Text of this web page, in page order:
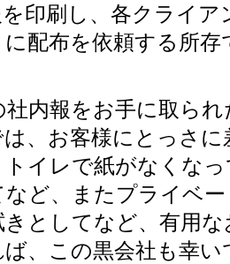
印刷し、各クライア
配布を依頼する所存
内報をお手に取ら
は、お客様にとっさ
イレで紙がなくな
ど、またプライベ
としてなど、有用
、この黒会社も幸